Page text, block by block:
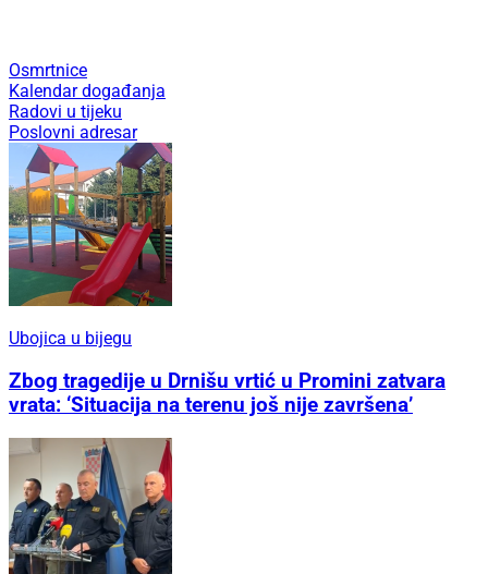
Osmrtnice
Kalendar događanja
Radovi u tijeku
Poslovni adresar
Ubojica u bijegu
Zbog tragedije u Drnišu vrtić u Promini zatvara
vrata: ‘Situacija na terenu još nije završena’